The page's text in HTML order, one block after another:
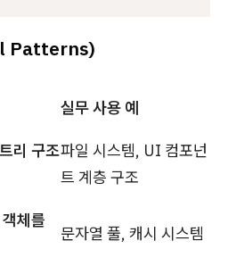
Patterns)
실무 사용 예
리 구조파일 시스템, UI 컴포넌
트 계층 구조
체를
문자열 풀, 캐시 시스템